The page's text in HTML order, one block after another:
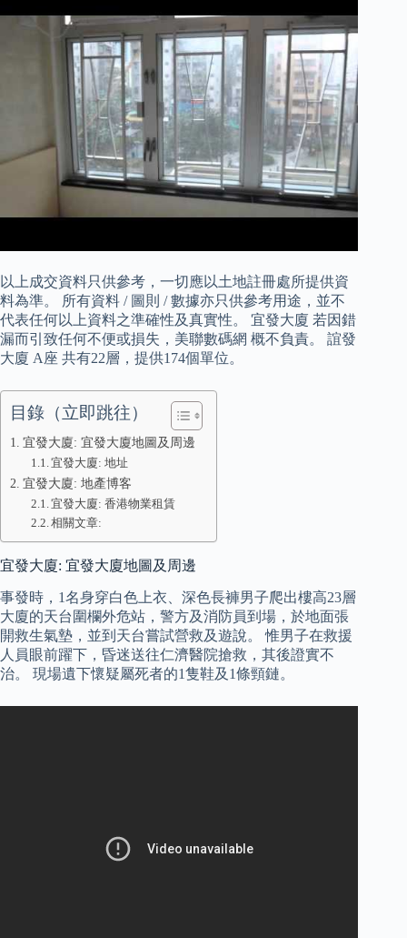
以上成交資料只供參考，一切應以土地註冊處所提供資
料為準。 所有資料 / 圖則 / 數據亦只供參考用途，並不
代表任何以上資料之準確性及真實性。 宜發大廈 若因錯
漏而引致任何不便或損失，美聯數碼網 概不負責。 誼發
大廈 A座 共有22層，提供174個單位。
目錄（立即跳往）
宜發大廈: 宜發大廈地圖及周邊
宜發大廈: 地址
宜發大廈: 地產博客
宜發大廈: 香港物業租賃
相關文章:
宜發大廈: 宜發大廈地圖及周邊
事發時，1名身穿白色上衣、深色長褲男子爬出樓高23層
大廈的天台圍欄外危站，警方及消防員到場，於地面張
開救生氣墊，並到天台嘗試營救及遊說。 惟男子在救援
人員眼前躍下，昏迷送往仁濟醫院搶救，其後證實不
治。 現場遺下懷疑屬死者的1隻鞋及1條頸鏈。